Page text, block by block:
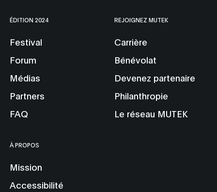
ÉDITION 2024
Festival
Forum
Médias
Partners
FAQ
REJOIGNEZ MUTEK
Carrière
Bénévolat
Devenez partenaire
Philanthropie
Le réseau MUTEK
À PROPOS
Mission
Accessibilité